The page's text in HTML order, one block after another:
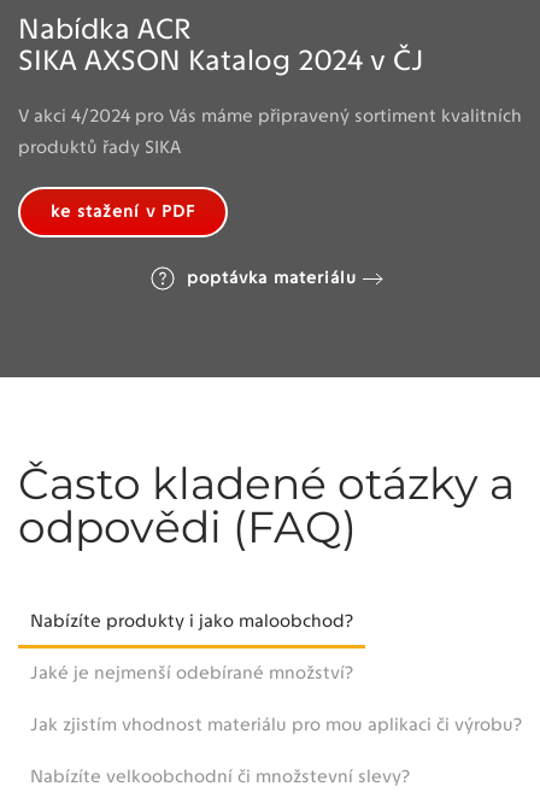
Nabídka ACR
SIKA AXSON Katalog 2024 v ČJ
V akci 4/2024 pro Vás máme připravený sortiment kvalitních
produktů řady SIKA
ke stažení v PDF
poptávka materiálu
Často kladené otázky a
odpovědi (FAQ)
Nabízíte produkty i jako maloobchod?
Jaké je nejmenší odebírané množství?
Jak zjistím vhodnost materiálu pro mou aplikaci či výrobu?
Nabízíte velkoobchodní či množstevní slevy?